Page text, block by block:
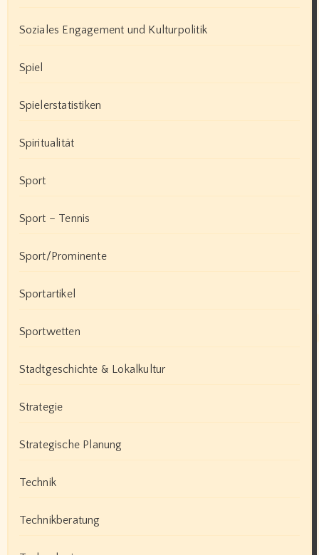
Soziales Engagement und Kulturpolitik
Spiel
Spielerstatistiken
Spiritualität
Sport
Sport – Tennis
Sport/Prominente
Sportartikel
Sportwetten
Stadtgeschichte & Lokalkultur
Strategie
Strategische Planung
Technik
Technikberatung